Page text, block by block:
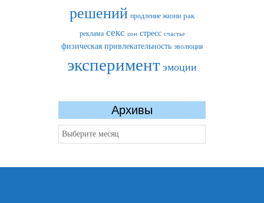
решений продление жизни рак
реклама секс сон стресс счастье
физическая привлекательность эволюция
эксперимент эмоции
Архивы
Архивы